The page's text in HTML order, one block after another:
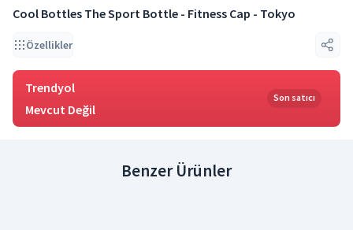
Cool Bottles The Sport Bottle - Fitness Cap - Tokyo
Özellikler
Trendyol
Mevcut Değil
Son satıcı
Benzer Ürünler